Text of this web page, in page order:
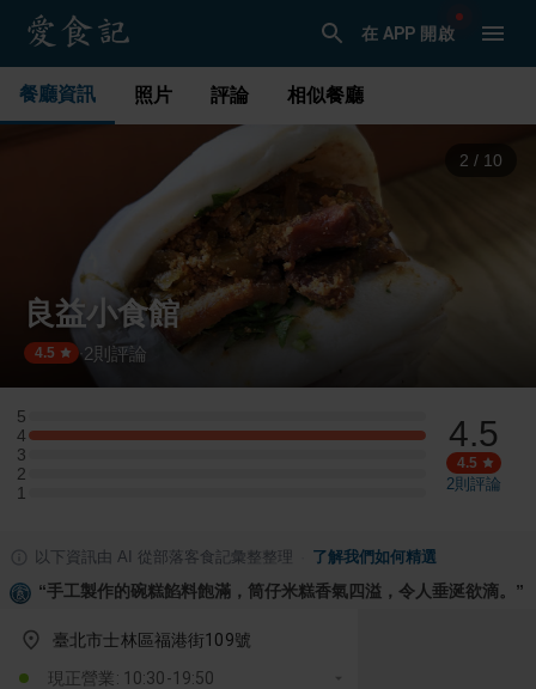
在 APP 開啟
餐廳資訊 照片 評論 相似餐廳
3 / 10
良益小食館
4.5 · 2 則評論
5
5 星：0 則評論
4
4 星：1 則評論
3
3 星：0 則評論
2
2 星：0 則評論
1
1 星：0 則評論
4.5
4.5
2則評論
以下資訊由 AI 從部落客食記彙整整理 了解我們如何精選
“手工製作的碗糕餡料飽滿，筒仔米糕香氣四溢，令人垂涎欲滴。 ”
臺北市士林區福港街109號
現正營業: 10:30-19:50